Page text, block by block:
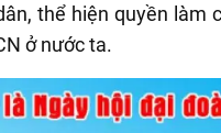
thể hiện quyền làm
ở nước ta.